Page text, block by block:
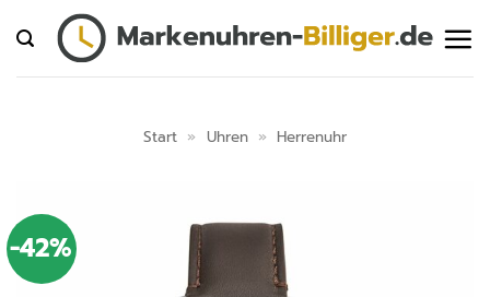
Inhalt
springen
Start » Uhren » Herrenuhr
-42%